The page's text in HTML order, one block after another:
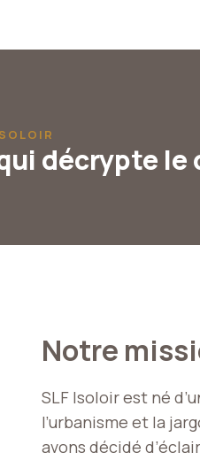
décrypte
Notre
SLF Isoloir est né
l’urbanisme et la
avons décidé